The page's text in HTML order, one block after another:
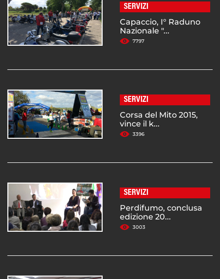
SERVIZI
Capaccio, I° Raduno
Nazionale "...
7797
SERVIZI
Corsa del Mito 2015,
vince il k...
3396
SERVIZI
Perdifumo, conclusa
edizione 20...
3003